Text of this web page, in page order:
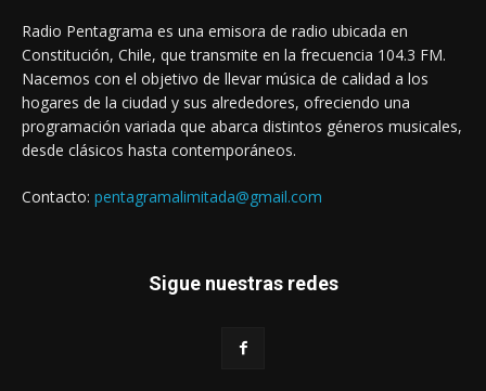
Radio Pentagrama es una emisora de radio ubicada en
Constitución, Chile, que transmite en la frecuencia 104.3 FM.
Nacemos con el objetivo de llevar música de calidad a los
hogares de la ciudad y sus alrededores, ofreciendo una
programación variada que abarca distintos géneros musicales,
desde clásicos hasta contemporáneos.
Contacto: pentagramalimitada@gmail.com
Sigue nuestras redes